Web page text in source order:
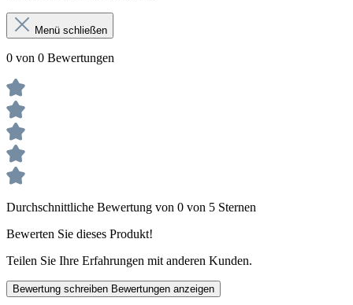
Menü schließen
0 von 0 Bewertungen
Durchschnittliche Bewertung von 0 von 5 Sternen
Bewerten Sie dieses Produkt!
Teilen Sie Ihre Erfahrungen mit anderen Kunden.
Bewertung schreiben Bewertungen anzeigen